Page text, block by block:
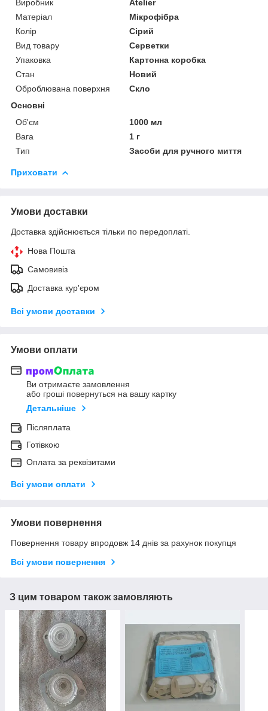
Виробник
Atelier
Матеріал
Мікрофібра
Колір
Сірий
Вид товару
Серветки
Упаковка
Картонна коробка
Стан
Новий
Оброблювана поверхня
Скло
Основні
Об'єм
1000 мл
Вага
1 г
Тип
Засоби для ручного миття
Приховати
Умови доставки
Доставка здійснюється тільки по передоплаті.
Нова Пошта
Самовивіз
Доставка кур'єром
Всі умови доставки
Умови оплати
Ви отримаєте замовлення
або гроші повернуться на вашу картку
Детальніше
Післяплата
Готівкою
Оплата за реквізитами
Всі умови оплати
Умови повернення
Повернення товару впродовж 14 днів за рахунок покупця
Всі умови повернення
З цим товаром також замовляють